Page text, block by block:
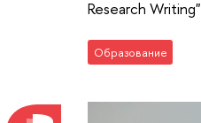
Research
Образование